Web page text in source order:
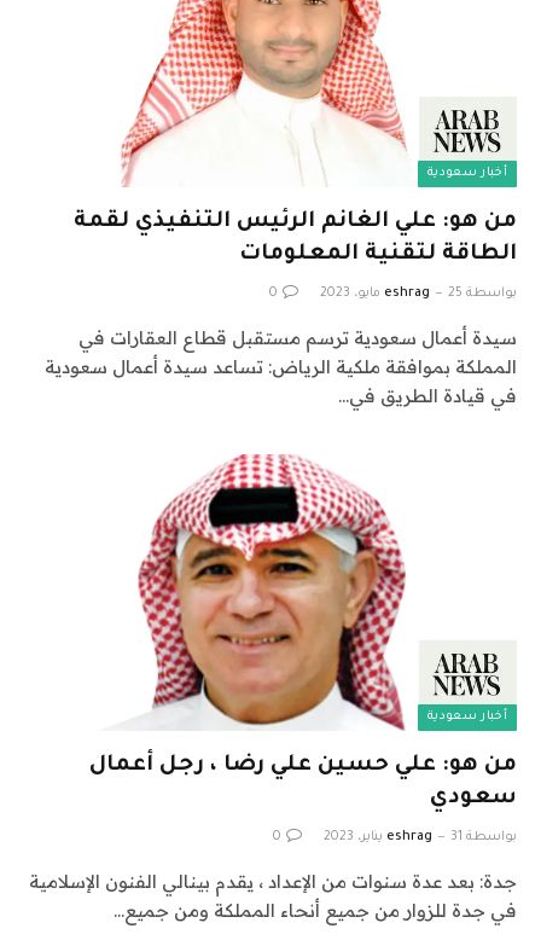
أخبار سعودية
من هو: علي الغانم الرئيس التنفيذي لقمة
الطاقة لتقنية المعلومات
بواسطة eshrag 25 مايو، 2023 0
سيدة أعمال سعودية ترسم مستقبل قطاع العقارات في
المملكة بموافقة ملكية الرياض: تساعد سيدة أعمال سعودية
في قيادة الطريق في…
أخبار سعودية
من هو: علي حسين علي رضا ، رجل أعمال
سعودي
بواسطة eshrag 31 يناير، 2023 0
جدة: بعد عدة سنوات من الإعداد ، يقدم بينالي الفنون الإسلامية
في جدة للزوار من جميع أنحاء المملكة ومن جميع…